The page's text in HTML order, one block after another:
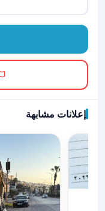
إعلانات مشابهة